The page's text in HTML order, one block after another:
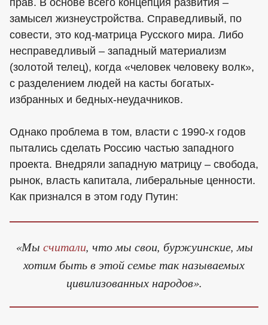
замысел жизнеустройства. Справедливый, по
совести, это код-матрица Русского мира. Либо
несправедливый – западный материализм
(золотой телец), когда «человек человеку волк»,
с разделением людей на касты богатых-
избранных и бедных-неудачников.
Однако проблема в том, власти с 1990-х годов
пытались сделать Россию частью западного
проекта. Внедряли западную матрицу – свобода,
рынок, власть капитала, либеральные ценности.
Как признался в этом году Путин:
«Мы считали, что мы свои, буржуинские, мы
хотим быть в этой семье так называемых
цивилизованных народов».